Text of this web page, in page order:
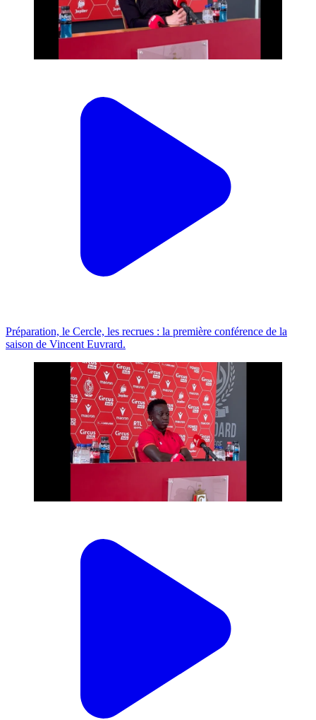
Préparation, le Cercle, les recrues : la première conférence de la
saison de Vincent Euvrard.